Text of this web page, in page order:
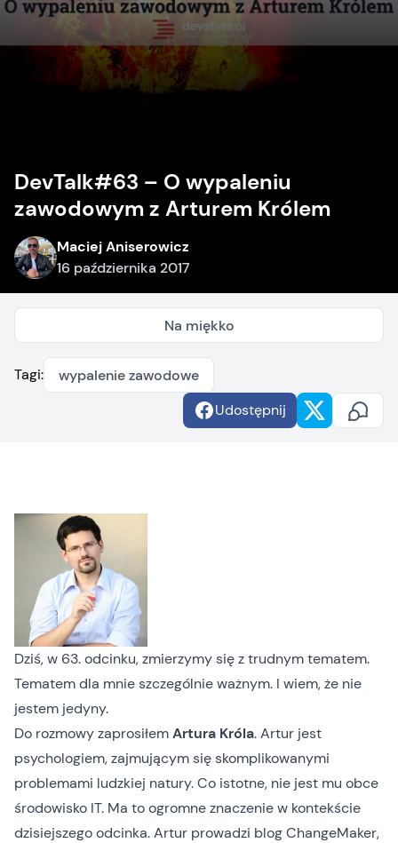
DevTalk#63 – O wypaleniu
zawodowym z Arturem Królem
Maciej Aniserowicz
16 października 2017
Na miękko
Tagi:
wypalenie zawodowe
Udostępnij
Dziś, w 63. odcinku, zmierzymy się z trudnym tematem.
Tematem dla mnie szczególnie ważnym. I wiem, że nie
jestem jedyny.
Do rozmowy zaprosiłemArtura Króla. Artur jest
psychologiem, zajmującym się skomplikowanymi
problemami ludzkiej natury. Co istotne, nie jest mu obce
środowisko IT. Ma to ogromne znaczenie w kontekście
dzisiejszego odcinka. Artur prowadzi blog ChangeMaker,